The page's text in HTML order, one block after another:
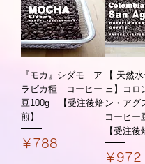
『モカ』シダモ ア
ラビカ種 コーヒー
豆100g 【受注後焙
煎】
価格
￥788
【 天然
ェ】コ
ン・ア
コーヒ
【受注後
価格
￥972